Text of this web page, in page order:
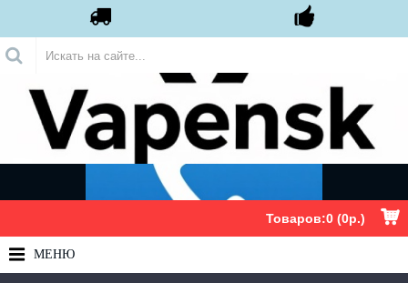
Товаров:0 (0р.)
МЕНЮ